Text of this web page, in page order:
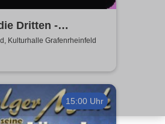
Dritten -
Tour 2025
Kulturhalle Grafenrheinfeld
15:00 Uhr